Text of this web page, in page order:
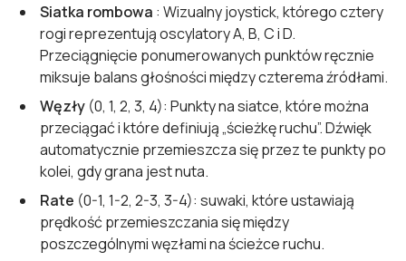
Siatka rombowa : Wizualny joystick, którego cztery
rogi reprezentują oscylatory A, B, C i D.
Przeciągnięcie ponumerowanych punktów ręcznie
miksuje balans głośności między czterema źródłami.
Węzły (0, 1, 2, 3, 4): Punkty na siatce, które można
przeciągać i które definiują „ścieżkę ruchu”. Dźwięk
automatycznie przemieszcza się przez te punkty po
kolei, gdy grana jest nuta.
Rate (0-1, 1-2, 2-3, 3-4): suwaki, które ustawiają
prędkość przemieszczania się między
poszczególnymi węzłami na ścieżce ruchu.